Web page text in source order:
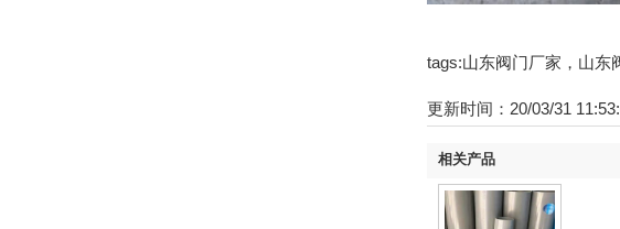
tags:山东阀门厂家，山东
更新时间：20/03/31
相关产品